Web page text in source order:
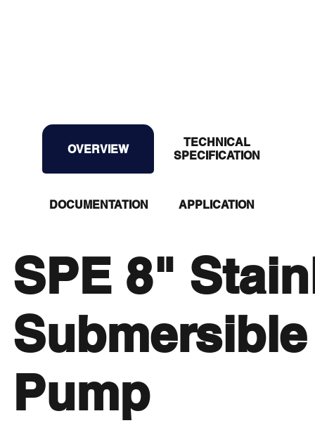
DOCUMENTATION
OVERVIEW
OVERVIEW
TECHNICAL
SPECIFICATION
APPLICATION
SPE 8"
Pump